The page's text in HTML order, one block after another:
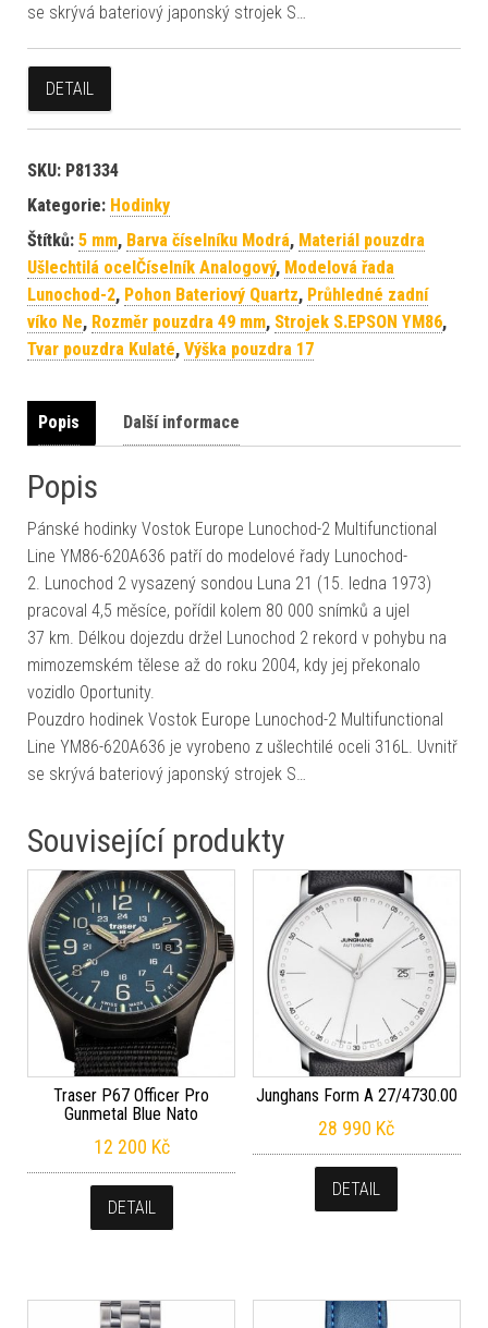
se skrývá bateriový japonský strojek S…
DETAIL
SKU: P81334
Kategorie: Hodinky
Štítků: 5 mm, Barva číselníku Modrá, Materiál pouzdra
Ušlechtilá ocelČíselník Analogový, Modelová řada
Lunochod-2, Pohon Bateriový Quartz, Průhledné zadní
víko Ne, Rozměr pouzdra 49 mm, Strojek S.EPSON YM86,
Tvar pouzdra Kulaté, Výška pouzdra 17
Popis Další informace
Popis
Pánské hodinky Vostok Europe Lunochod-2 Multifunctional
Line YM86-620A636 patří do modelové řady Lunochod-
2. Lunochod 2 vysazený sondou Luna 21 (15. ledna 1973)
pracoval 4,5 měsíce, pořídil kolem 80 000 snímků a ujel
37 km. Délkou dojezdu držel Lunochod 2 rekord v pohybu na
mimozemském tělese až do roku 2004, kdy jej překonalo
vozidlo Oportunity.
Pouzdro hodinek Vostok Europe Lunochod-2 Multifunctional
Line YM86-620A636 je vyrobeno z ušlechtilé oceli 316L. Uvnitř
se skrývá bateriový japonský strojek S…
Související produkty
Traser P67 Officer Pro
Gunmetal Blue Nato
12 200 Kč
DETAIL
Junghans Form A 27/4730.00
28 990 Kč
DETAIL